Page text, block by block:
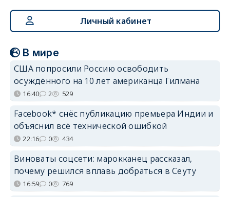
Личный кабинет
В мире
США попросили Россию освободить
осуждённого на 10 лет американца Гилмана
16:40 2 529
Facebook* снёс публикацию премьера Индии и
объяснил всё технической ошибкой
22:16 0 434
Виноваты соцсети: марокканец рассказал,
почему решился вплавь добраться в Сеуту
16:59 0 769